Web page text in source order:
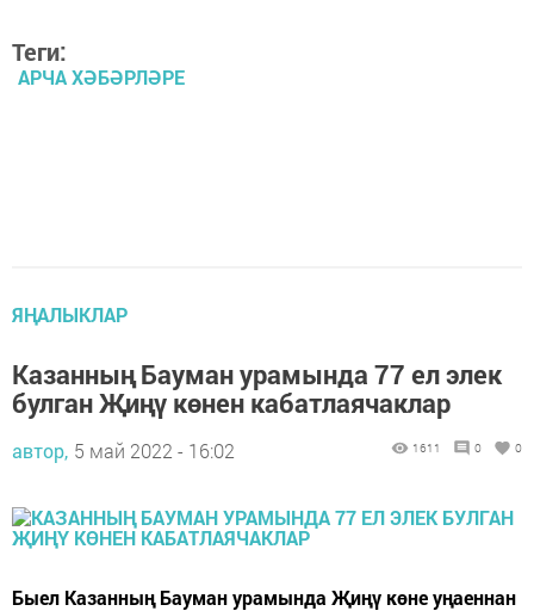
Теги:
АРЧА ХӘБӘРЛӘРЕ
ЯҢАЛЫКЛАР
Казанның Бауман урамында 77 ел элек
булган Җиңү көнен кабатлаячаклар
автор, 5 май 2022 - 16:02 1611 0 0
Быел Казанның Бауман урамында Җиңү көне уңаеннан